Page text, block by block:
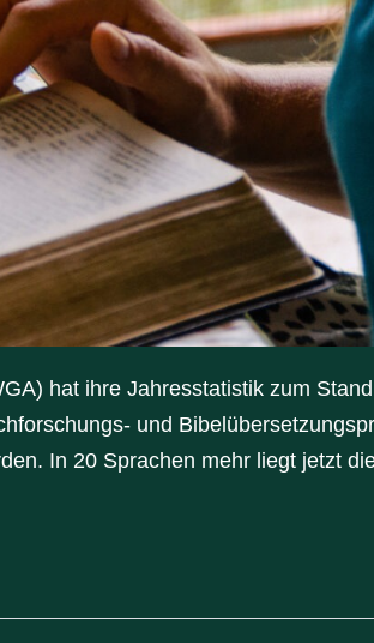
hat ihre Jahresstatistik zum
und
In 20 Sprachen mehr liegt jetzt